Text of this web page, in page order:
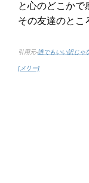
と心のどこかで
その友達のとこ
引用元-誰でもいい訳じゃ
[メリー]